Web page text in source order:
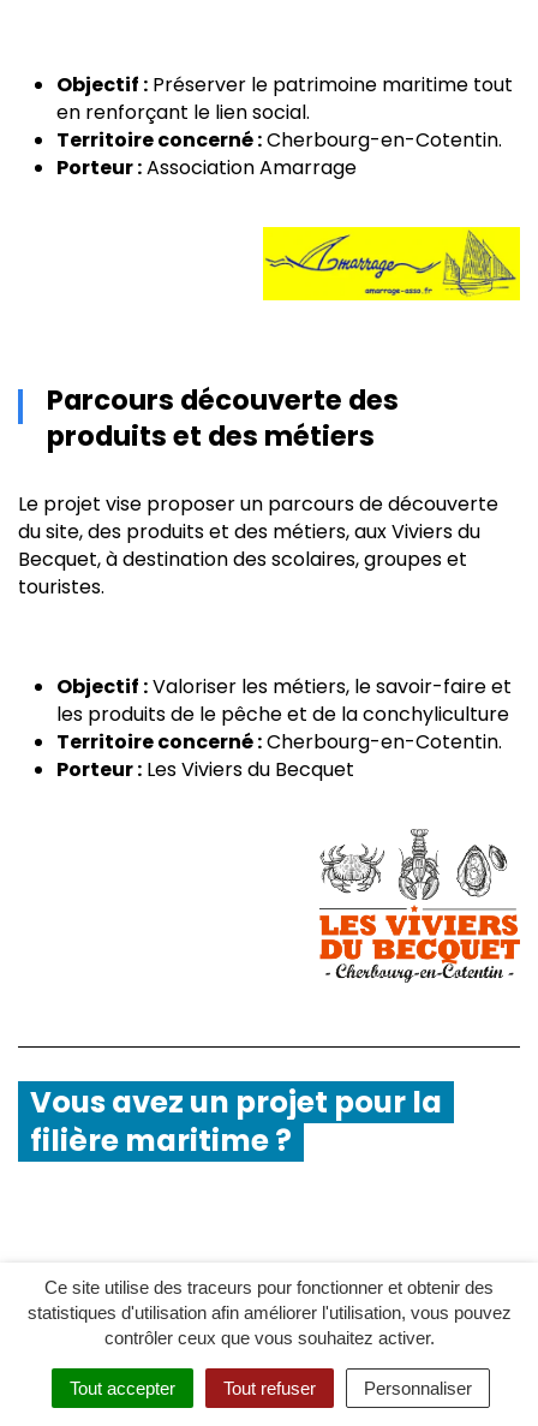
Ce site utilise des traceurs pour fonctionner et obtenir des
statistiques d'utilisation afin améliorer l'utilisation, vous pouvez
contrôler ceux que vous souhaitez activer.
Tout accepter Tout refuser Personnaliser
RECHERCHER
Objectif : Préserver le patrimoine maritime tout
en renforçant le lien social.
Territoire concerné :Cherbourg-en-Cotentin.
Porteur :Association Amarrage
Parcours découverte des
produits et des métiers
Le projet vise proposer un parcours de découverte
du site, des produits et des métiers, aux Viviers du
Becquet, à destination des scolaires, groupes et
touristes.
Objectif :Valoriser les métiers, le savoir-faire et
les produits de le pêche et de la conchyliculture
Territoire concerné :Cherbourg-en-Cotentin.
Porteur : Les Viviers du Becquet
Vous avez un projet pour la
filière maritime ?
Le dispositif Filière Bleueaccompagne les
initiatives contribuant au développement
durable des activités maritimes du territoire